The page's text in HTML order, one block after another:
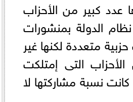
كبير من الأحزاب
الدولة بمنشورات
متعددة لكنها غير
التى إمتلكت
كانت نسبة مشاركتها لا